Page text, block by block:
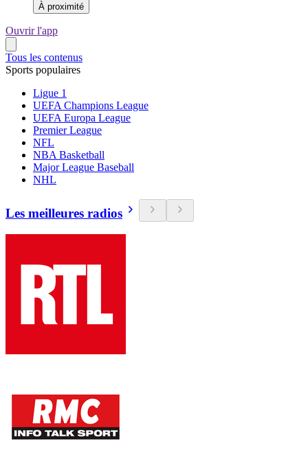
À proximité
Ouvrir l'app
Tous les contenus
Sports populaires
Ligue 1
UEFA Champions League
UEFA Europa League
Premier League
NFL
NBA Basketball
Major League Baseball
NHL
Les meilleures radios